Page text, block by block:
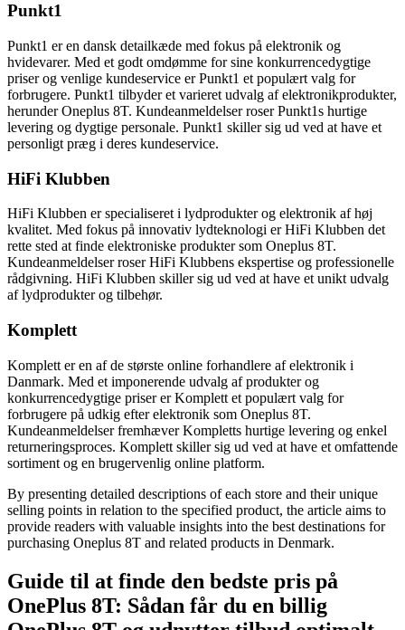
Punkt1
Punkt1 er en dansk detailkæde med fokus på elektronik og
hvidevarer. Med et godt omdømme for sine konkurrencedygtige
priser og venlige kundeservice er Punkt1 et populært valg for
forbrugere. Punkt1 tilbyder et varieret udvalg af elektronikprodukter,
herunder Oneplus 8T. Kundeanmeldelser roser Punkt1s hurtige
levering og dygtige personale. Punkt1 skiller sig ud ved at have et
personligt præg i deres kundeservice.
HiFi Klubben
HiFi Klubben er specialiseret i lydprodukter og elektronik af høj
kvalitet. Med fokus på innovativ lydteknologi er HiFi Klubben det
rette sted at finde elektroniske produkter som Oneplus 8T.
Kundeanmeldelser roser HiFi Klubbens ekspertise og professionelle
rådgivning. HiFi Klubben skiller sig ud ved at have et unikt udvalg
af lydprodukter og tilbehør.
Komplett
Komplett er en af de største online forhandlere af elektronik i
Danmark. Med et imponerende udvalg af produkter og
konkurrencedygtige priser er Komplett et populært valg for
forbrugere på udkig efter elektronik som Oneplus 8T.
Kundeanmeldelser fremhæver Kompletts hurtige levering og enkel
returneringsproces. Komplett skiller sig ud ved at have et omfattende
sortiment og en brugervenlig online platform.
By presenting detailed descriptions of each store and their unique
selling points in relation to the specified product, the article aims to
provide readers with valuable insights into the best destinations for
purchasing Oneplus 8T and related products in Denmark.
Guide til at finde den bedste pris på
OnePlus 8T: Sådan får du en billig